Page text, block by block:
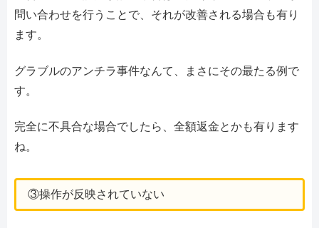
問い合わせを行うことで、それが改善される場合も有り
ます。
グラブルのアンチラ事件なんて、まさにその最たる例で
す。
完全に不具合な場合でしたら、全額返金とかも有ります
ね。
③操作が反映されていない